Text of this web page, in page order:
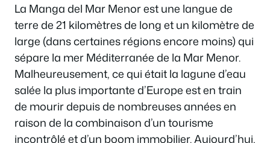
La Manga del Mar Menor est une langue de
terre de 21 kilomètres de long et un kilomètre de
large (dans certaines régions encore moins) qui
sépare la mer Méditerranée de la Mar Menor.
Malheureusement, ce qui était la lagune d’eau
salée la plus importante d’Europe est en train
de mourir depuis de nombreuses années en
raison de la combinaison d’un tourisme
incontrôlé et d’un boom immobilier. Aujourd’hui,